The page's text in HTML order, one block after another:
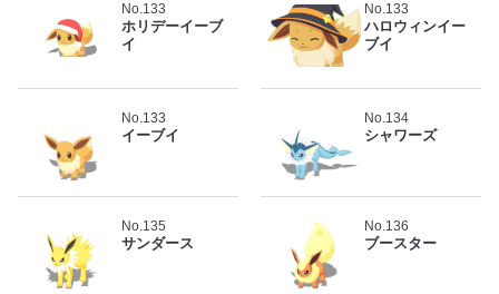
No.133
ホリデーイーブ
イ
No.133
ハロウィンイー
ブイ
No.133
イーブイ
No.134
シャワーズ
No.135
サンダース
No.136
ブースター